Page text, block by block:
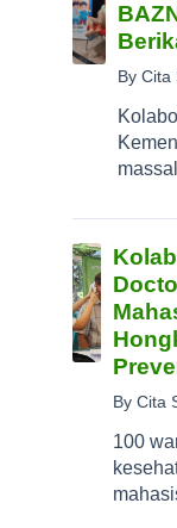
By Cita
By Cita
100